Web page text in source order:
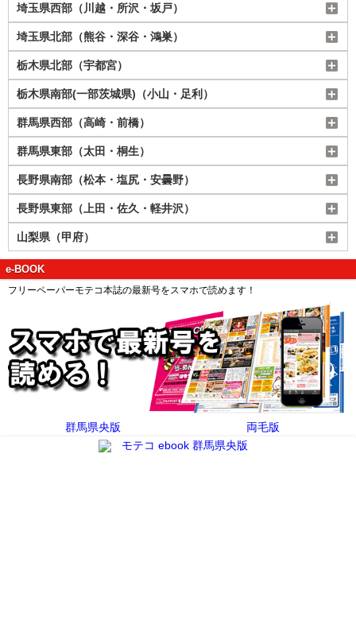
埼玉県西部（川越・所沢・坂戸）
埼玉県北部（熊谷・深谷・鴻巣）
栃木県北部（宇都宮）
栃木県南部(一部茨城県)（小山・足利）
群馬県西部（高崎・前橋）
群馬県東部（太田・桐生）
長野県南部（松本・塩尻・安曇野）
長野県東部（上田・佐久・軽井沢）
山梨県（甲府）
e-BOOK
フリーペーパーモテコ本誌の最新号をスマホで読めます！
群馬県央版 両毛版